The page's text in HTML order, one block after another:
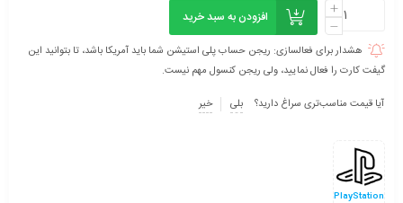
افزودن به سبد خرید
هشدار برای فعالسازی: ریجن حساب پلی استیشن شما باید آمریکا باشد، تا بتوانید این
گیفت کارت را فعال نمایید، ولی ریجن کنسول مهم نیست.
آیا قیمت مناسب‌تری سراغ دارید؟ بلی خیر
PlayStation